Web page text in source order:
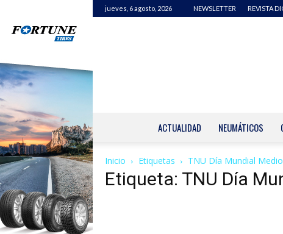
jueves, 6 agosto, 2026 NEWSLETTER REVISTA
ACTUALIDAD NEUMÁTICOS
Inicio Etiquetas TNU Día Mundial
Etiqueta: TNU Día